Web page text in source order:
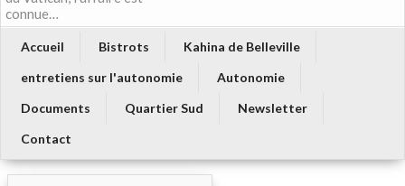
connue…
Accueil Bistrots
Kahina de Belleville
entretiens sur l'autonomie
Autonomie
Documents
Quartier Sud
Newsletter
Contact